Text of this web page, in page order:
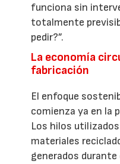
funciona sin
totalmente
pedir?”.
La economía
fabricación
El enfoque
comienza ya en la
Los hilos
materiales
generados